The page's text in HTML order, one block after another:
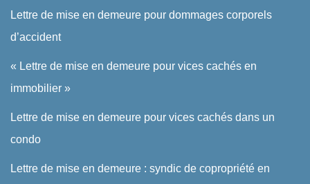
Lettre de mise en demeure pour dommages corporels
d’accident
« Lettre de mise en demeure pour vices cachés en
immobilier »
Lettre de mise en demeure pour vices cachés dans un
condo
Lettre de mise en demeure : syndic de copropriété en